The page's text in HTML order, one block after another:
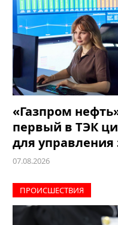
«Газпром
первый в ТЭК
для
07.08.2026
ПРОИCШЕСТВИЯ